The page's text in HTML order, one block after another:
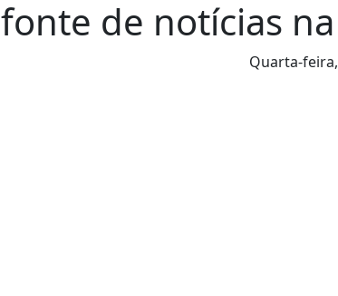
de notícias
Quarta-